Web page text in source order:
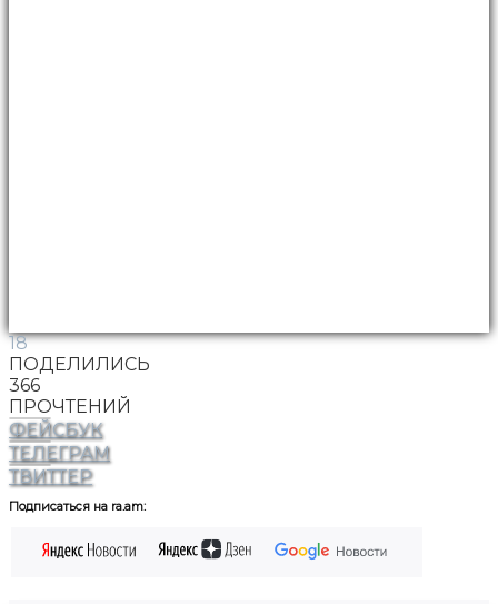
18
ПОДЕЛИЛИСЬ
366
ПРОЧТЕНИЙ
ФЕЙСБУК
ТЕЛЕГРАМ
ТВИТТЕР
Подписаться на ra.am: